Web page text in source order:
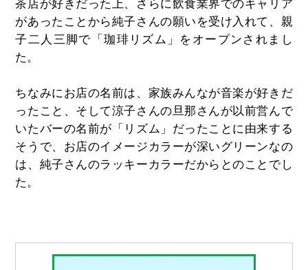
茶店が好きだった上、さらに飲食業界でのキャリア
があったことから純子さんの願いを受け入れて、親
子二人三脚で「珈琲リズム」をオープンされまし
た。
ちなみにお店の名前は、家族みんなが音楽が好きだ
ったこと、そして涼子さんの旦那さんが以前営んで
いたバーの名前が「リズム」だったことに由来する
そうで、お店のイメージカラーが深いグリーンなの
は、純子さんのラッキーカラーだからとのことでし
た。